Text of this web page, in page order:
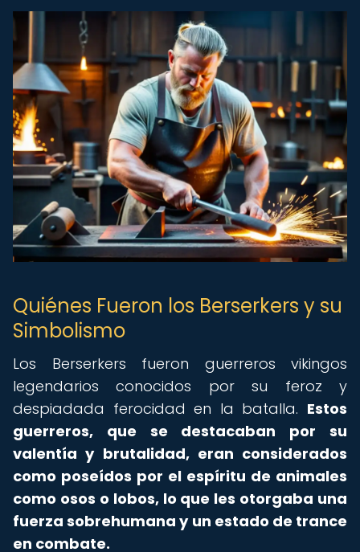
Quiénes Fueron los Berserkers y su
Simbolismo
Los Berserkers fueron guerreros vikingos
legendarios conocidos por su feroz y
despiadada ferocidad en la batalla. Estos
guerreros, que se destacaban por su
valentía y brutalidad, eran considerados
como poseídos por el espíritu de animales
como osos o lobos, lo que les otorgaba una
fuerza sobrehumana y un estado de trance
en combate.